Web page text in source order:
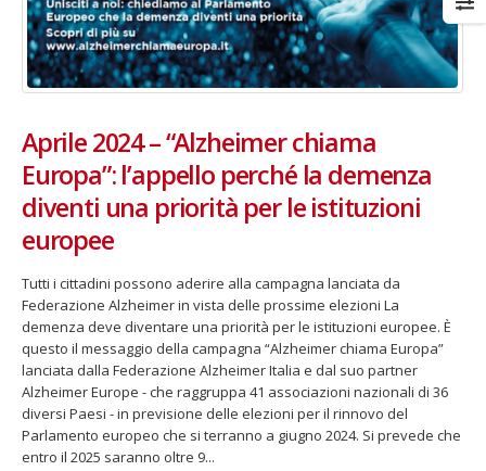
Aprile 2024 – “Alzheimer chiama
Europa”: l’appello perché la demenza
diventi una priorità per le istituzioni
europee
Tutti i cittadini possono aderire alla campagna lanciata da
Federazione Alzheimer in vista delle prossime elezioni La
demenza deve diventare una priorità per le istituzioni europee. È
questo il messaggio della campagna “Alzheimer chiama Europa”
lanciata dalla Federazione Alzheimer Italia e dal suo partner
Alzheimer Europe - che raggruppa 41 associazioni nazionali di 36
diversi Paesi - in previsione delle elezioni per il rinnovo del
Parlamento europeo che si terranno a giugno 2024. Si prevede che
entro il 2025 saranno oltre 9...